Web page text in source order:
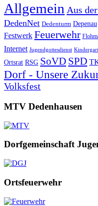
Allgemein Aus
DedenNet Dedenturm Depenau
Festwerk Feuerwehr
Internet Jugendgottesdienst
Ortsrat RSG SoVD SPD
Dorf - Unsere
Volksfest
MTV Dedenhausen
Dorfgemeinschaft
Ortsfeuerwehr